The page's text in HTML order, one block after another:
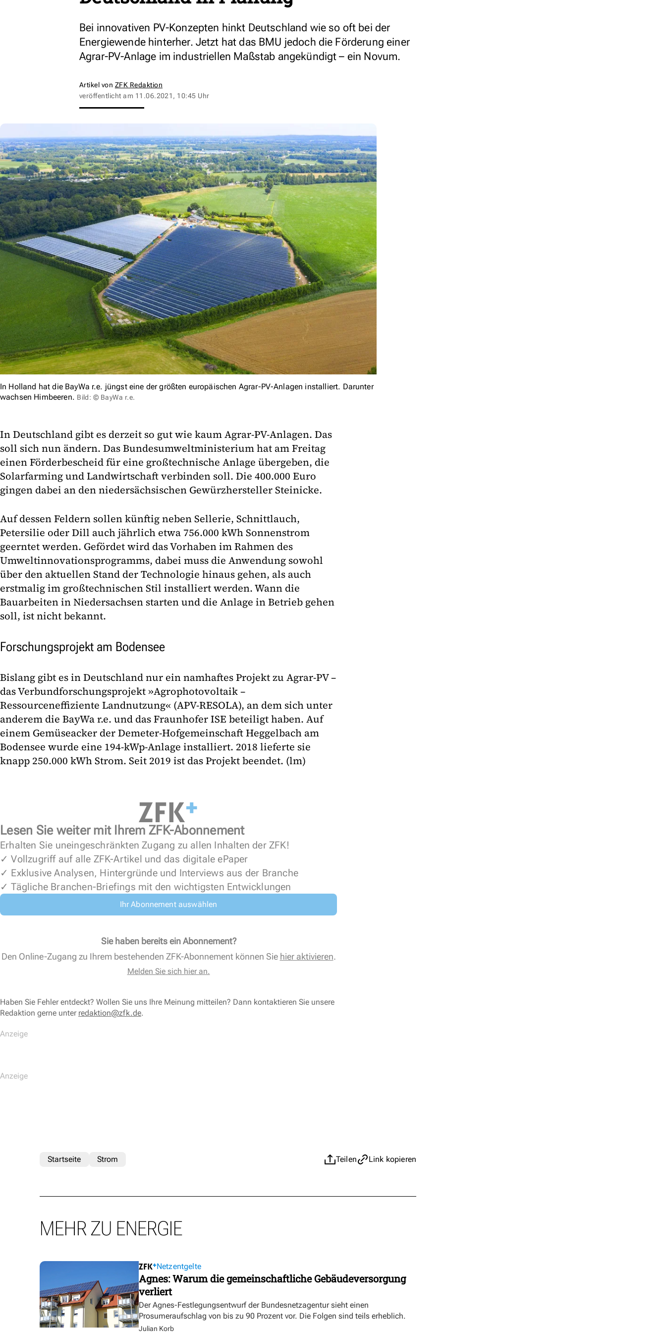
Bei innovativen PV-Konzepten hinkt Deutschland wie so oft bei der
Energiewende hinterher. Jetzt hat das BMU jedoch die Förderung einer
Agrar-PV-Anlage im industriellen Maßstab angekündigt – ein Novum.
Artikel von ZFK Redaktion
veröffentlicht am 11.06.2021, 10:45 Uhr
In Holland hat die BayWa r.e. jüngst eine der größten europäischen Agrar-PV-Anlagen installiert. Darunter
wachsen Himbeeren. Bild: © BayWa r.e.
In Deutschland gibt es derzeit so gut wie kaum Agrar-PV-Anlagen. Das
soll sich nun ändern. Das Bundesumweltministerium hat am Freitag
einen Förderbescheid für eine großtechnische Anlage übergeben, die
Solarfarming und Landwirtschaft verbinden soll. Die 400.000 Euro
gingen dabei an den niedersächsischen Gewürzhersteller Steinicke.
Auf dessen Feldern sollen künftig neben Sellerie, Schnittlauch,
Petersilie oder Dill auch jährlich etwa 756.000 kWh Sonnenstrom
geerntet werden. Gefördet wird das Vorhaben im Rahmen des
Umweltinnovationsprogramms, dabei muss die Anwendung sowohl
über den aktuellen Stand der Technologie hinaus gehen, als auch
erstmalig im großtechnischen Stil installiert werden. Wann die
Bauarbeiten in Niedersachsen starten und die Anlage in Betrieb gehen
soll, ist nicht bekannt.
Forschungsprojekt am Bodensee
Bislang gibt es in Deutschland nur ein namhaftes Projekt zu Agrar-PV –
das Verbundforschungsprojekt »Agrophotovoltaik –
Ressourceneffiziente Landnutzung« (APV-RESOLA), an dem sich unter
anderem die BayWa r.e. und das Fraunhofer ISE beteiligt haben. Auf
einem Gemüseacker der Demeter-Hofgemeinschaft Heggelbach am
Bodensee wurde eine 194-kWp-Anlage installiert. 2018 lieferte sie
knapp 250.000 kWh Strom. Seit 2019 ist das Projekt beendet. (lm)
Lesen Sie weiter mit Ihrem ZFK-Abonnement
Erhalten Sie uneingeschränkten Zugang zu allen Inhalten der ZFK!
✓ Vollzugriff auf alle ZFK-Artikel und das digitale ePaper
✓ Exklusive Analysen, Hintergründe und Interviews aus der Branche
✓ Tägliche Branchen-Briefings mit den wichtigsten Entwicklungen
Ihr Abonnement auswählen
Sie haben bereits ein Abonnement?
Den Online-Zugang zu Ihrem bestehenden ZFK-Abonnement können Sie hier aktivieren.
Melden Sie sich hier an.
Haben Sie Fehler entdeckt? Wollen Sie uns Ihre Meinung mitteilen? Dann kontaktieren Sie unsere
Redaktion gerne unter redaktion@zfk.de.
Teilen Link kopieren
Startseite Strom
MEHR ZU ENERGIE
Netzentgelte
Agnes: Warum die gemeinschaftliche Gebäudeversorgung
verliert
Der Agnes-Festlegungsentwurf der Bundesnetzagentur sieht einen
Prosumeraufschlag von bis zu 90 Prozent vor. Die Folgen sind teils erheblich.
Julian Korb